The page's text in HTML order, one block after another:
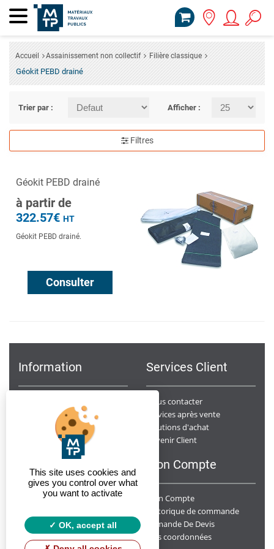
Accueil Assainissement non collectif Filière classique
Géokit PEBD drainé
Trier par : Afficher :
Filtres
Géokit PEBD drainé
à partir de
322.57€ HT
Géokit PEBD drainé.
Consulter
Information
Points de ventes
Données Personnelles
Services Client
Nous contacter
Services après vente
Solutions d'achat
Devenir Client
Y a t-il un suivi des chantiers ?
Quelle est la disponibilité de vos produits ?
Mon Compte
Mon Compte
Historique de commande
Demande De Devis
Mes coordonnées
This site uses cookies and
gives you control over what
you want to activate
OK, accept all